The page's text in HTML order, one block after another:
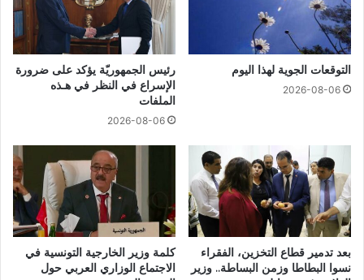
التوقعات الجوية لهذا اليوم
2026-08-06
رئيس الجمهوريّة يؤكد على ضرورة
الإسراع في النظر في هـذه
الملفات
2026-08-06
بعد تدمير قطاع التخزين، الفقراء
نسوا البطاطا وزمن البساطة.. وزير
كلمة وزير الخارجية التونسية في
الاجتماع الوزاري العربي حول